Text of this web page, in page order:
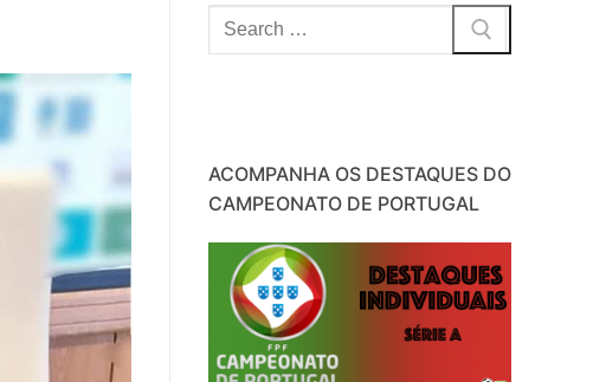
Pesquisar
ACOMPANHA OS DESTAQUES DO
CAMPEONATO DE PORTUGAL